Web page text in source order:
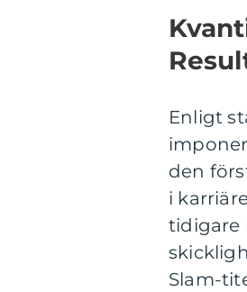
Enligt
den
i
tidigare
Slam-